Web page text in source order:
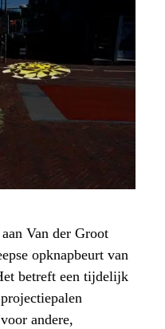
Van der Groot
opknapbeurt van
betreft een tijdelijk
andere,